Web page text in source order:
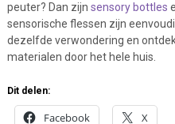
peuter? Dan zijn sensory bottles
sensorische flessen zijn
dezelfde verwondering en
materialen door het hele huis.
Dit delen:
Facebook X